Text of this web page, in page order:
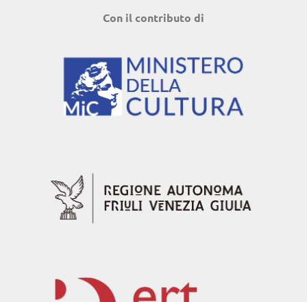
Con il contributo di